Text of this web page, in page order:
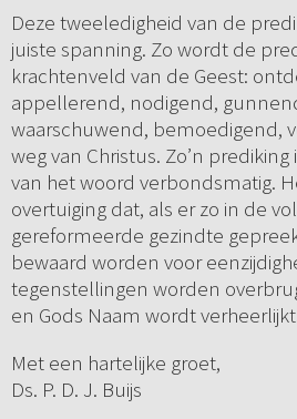
Deze tweeledigheid van de
juiste spanning. Zo wordt de
krachtenveld van de Geest:
appellerend, nodigend,
waarschuwend, bemoedigend,
weg van Christus. Zo’n
van het woord verbondsmatig.
overtuiging dat, als er zo in de
gereformeerde gezindte
bewaard worden voor
tegenstellingen worden
en Gods Naam wordt
Met een hartelijke groet,
Ds. P. D. J. Buijs